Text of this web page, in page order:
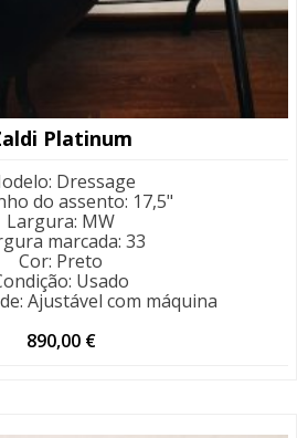
Platinum
: Dressage
do assento: 17,5"
Largura: MW
marcada: 33
Cor: Preto
: Usado
: Ajustável com máquina
890,00 €